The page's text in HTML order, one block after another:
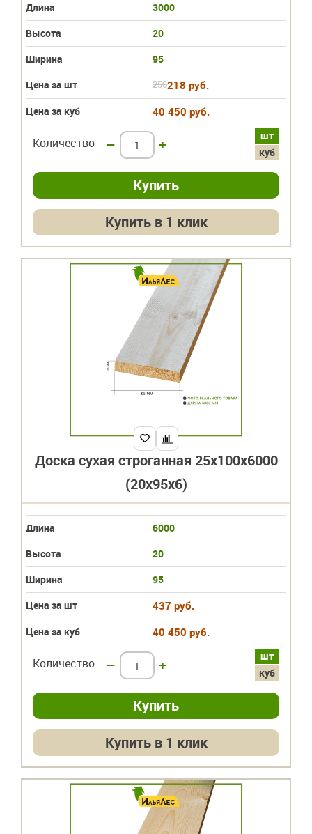
Длина
3000
Высота
20
Ширина
95
Цена за шт
256218 руб.
Цена за куб 40 450 руб.
шт
куб
Количество – +
Купить в 1 клик
Доска сухая строганная 25х100х6000
(20х95х6)
Длина
6000
Высота
20
Ширина
95
Цена за шт
437 руб.
Цена за куб 40 450 руб.
шт
куб
Количество – +
Купить в 1 клик